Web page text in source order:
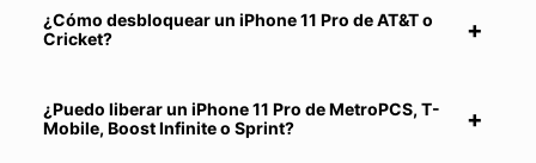
¿Cómo desbloquear un iPhone 11 Pro de AT&T o
Cricket?
¿Puedo liberar un iPhone 11 Pro de MetroPCS, T-
Mobile, Boost Infinite o Sprint?